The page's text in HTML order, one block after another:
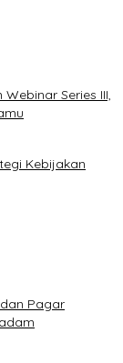
Series III,
Kebijakan
Pagar